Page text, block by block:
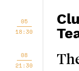
05
18:30
08
21:30